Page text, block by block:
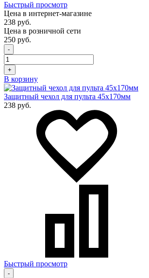
Быстрый просмотр
Цена в интернет-магазине
238 руб.
Цена в розничной сети
250 руб.
-
+
В корзину
Защитный чехол для пульта 45x170мм
238 руб.
Быстрый просмотр
-